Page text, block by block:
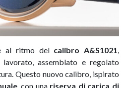
al ritmo del calibro A&S1021,
lavorato, assemblato e regolato
Questo nuovo calibro, ispirato
, con una riserva di carica di